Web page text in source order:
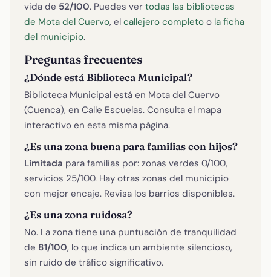
vida de 52/100. Puedes ver todas las bibliotecas
de Mota del Cuervo, el callejero completo o la ficha
del municipio.
Preguntas frecuentes
¿Dónde está Biblioteca Municipal?
Biblioteca Municipal está en Mota del Cuervo
(Cuenca), en Calle Escuelas. Consulta el mapa
interactivo en esta misma página.
¿Es una zona buena para familias con hijos?
Limitada para familias por: zonas verdes 0/100,
servicios 25/100. Hay otras zonas del municipio
con mejor encaje. Revisa los barrios disponibles.
¿Es una zona ruidosa?
No. La zona tiene una puntuación de tranquilidad
de 81/100, lo que indica un ambiente silencioso,
sin ruido de tráfico significativo.